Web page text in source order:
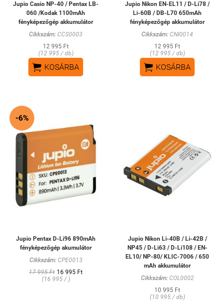
Jupio Casio NP-40 / Pentax LB-
060 /Kodak 1100mAh
fényképezőgép akkumulátor
Cikkszám: CCS0003
12 995 Ft
(12 995 / db)
 KOSÁRBA
Jupio Nikon EN-EL11 / D-Li78 /
Li-60B / DB-L70 650mAh
fényképezőgép akkumulátor
Cikkszám: CNI0014
12 995 Ft
(12 995 / db)
 KOSÁRBA
-6%
Jupio Pentax D-Li96 890mAh
fényképezőgép akumulátor
Cikkszám:CPE0013
17 995 Ft 16 995 Ft
(16 995 / )
Jupio Nikon Li-40B / Li-42B /
NP45 / D-Li63 / D-Li108 / EN-
EL10/ NP-80/ KLIC-7006 / 650
mAh akkumulátor
Cikkszám:COL0002
10 995 Ft
(10 995 / db)